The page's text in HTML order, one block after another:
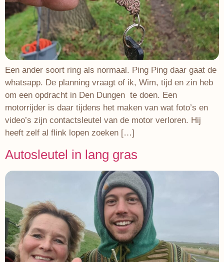
Een ander soort ring als normaal. Ping Ping daar gaat de
whatsapp. De planning vraagt of ik, Wim, tijd en zin heb
om een opdracht in Den Dungen te doen. Een
motorrijder is daar tijdens het maken van wat foto’s en
video’s zijn contactsleutel van de motor verloren. Hij
heeft zelf al flink lopen zoeken […]
Autosleutel in lang gras